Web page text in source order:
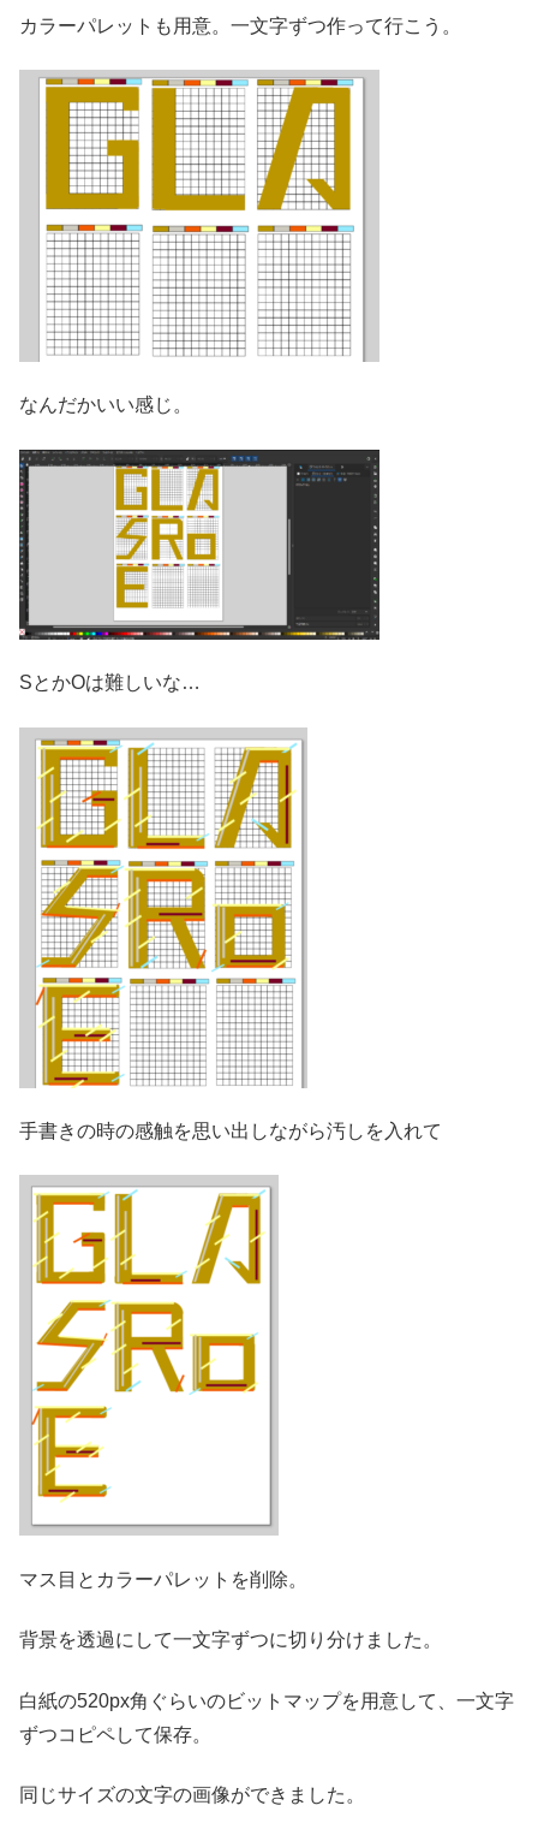
カラーパレットも用意。一文字ずつ作って行こう。
なんだかいい感じ。
SとかOは難しいな…
手書きの時の感触を思い出しながら汚しを入れて
マス目とカラーパレットを削除。
背景を透過にして一文字ずつに切り分けました。
白紙の520px角ぐらいのビットマップを用意して、一文字
ずつコピペして保存。
同じサイズの文字の画像ができました。